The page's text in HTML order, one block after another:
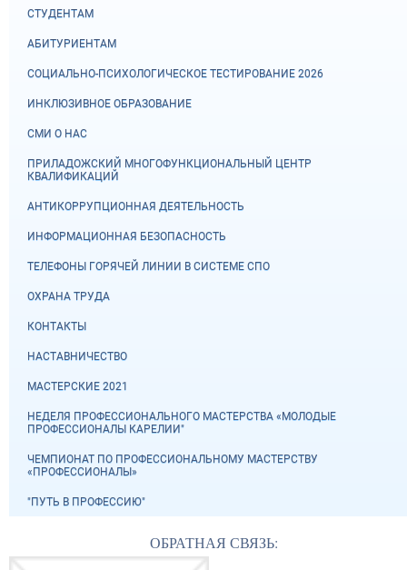
СТУДЕНТАМ
АБИТУРИЕНТАМ
СОЦИАЛЬНО-ПСИХОЛОГИЧЕСКОЕ ТЕСТИРОВАНИЕ 2026
ИНКЛЮЗИВНОЕ ОБРАЗОВАНИЕ
СМИ О НАС
ПРИЛАДОЖСКИЙ МНОГОФУНКЦИОНАЛЬНЫЙ ЦЕНТР
КВАЛИФИКАЦИЙ
АНТИКОРРУПЦИОННАЯ ДЕЯТЕЛЬНОСТЬ
ИНФОРМАЦИОННАЯ БЕЗОПАСНОСТЬ
ТЕЛЕФОНЫ ГОРЯЧЕЙ ЛИНИИ В СИСТЕМЕ СПО
ОХРАНА ТРУДА
КОНТАКТЫ
НАСТАВНИЧЕСТВО
МАСТЕРСКИЕ 2021
НЕДЕЛЯ ПРОФЕССИОНАЛЬНОГО МАСТЕРСТВА «МОЛОДЫЕ
ПРОФЕССИОНАЛЫ КАРЕЛИИ"
ЧЕМПИОНАТ ПО ПРОФЕССИОНАЛЬНОМУ МАСТЕРСТВУ
«ПРОФЕССИОНАЛЫ»
"ПУТЬ В ПРОФЕССИЮ"
ОБРАТНАЯ СВЯЗЬ: